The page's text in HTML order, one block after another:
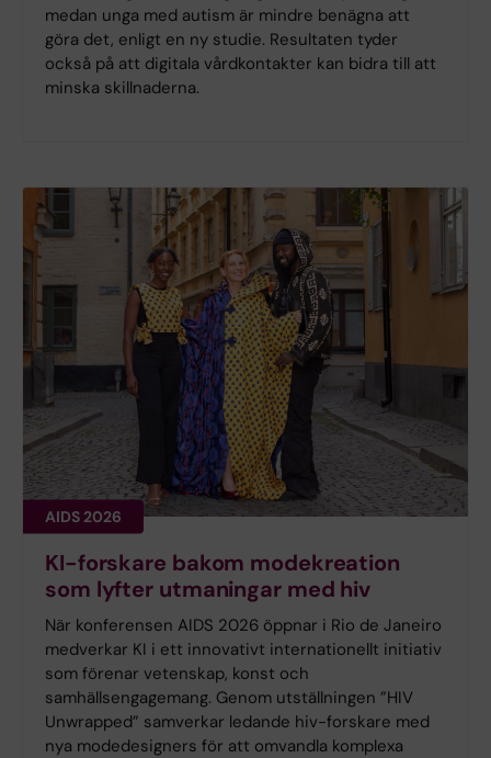
medan unga med autism är mindre benägna att
göra det, enligt en ny studie. Resultaten tyder
också på att digitala vårdkontakter kan bidra till att
minska skillnaderna.
AIDS 2026
KI-forskare bakom modekreation
som lyfter utmaningar med hiv
När konferensen AIDS 2026 öppnar i Rio de Janeiro
medverkar KI i ett innovativt internationellt initiativ
som förenar vetenskap, konst och
samhällsengagemang. Genom utställningen ”HIV
Unwrapped” samverkar ledande hiv-forskare med
nya modedesigners för att omvandla komplexa